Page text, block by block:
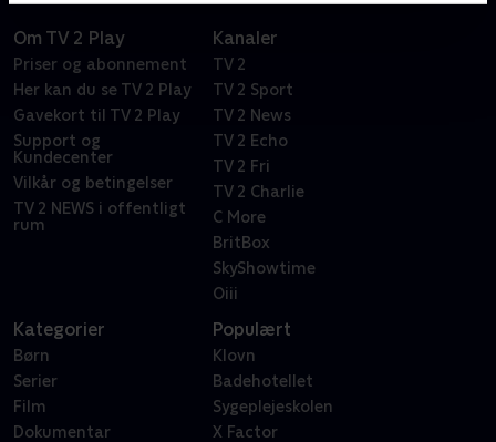
Om TV 2 Play
Priser og abonnement
Her kan du se TV 2 Play
Gavekort til TV 2 Play
Support og
Kundecenter
Vilkår og betingelser
TV 2 NEWS i offentligt
rum
Kanaler
TV 2
TV 2 Sport
TV 2 News
TV 2 Echo
TV 2 Fri
TV 2 Charlie
C More
BritBox
SkyShowtime
Oiii
Kategorier
Børn
Serier
Film
Dokumentar
Populært
Klovn
Badehotellet
Sygeplejeskolen
X Factor